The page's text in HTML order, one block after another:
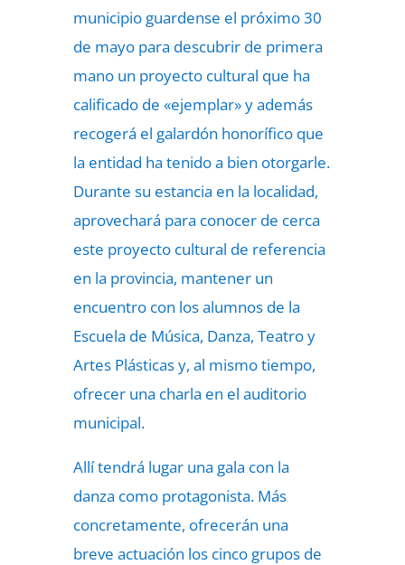
municipio guardense el próximo 30
de mayo para descubrir de primera
mano un proyecto cultural que ha
calificado de «ejemplar» y además
recogerá el galardón honorífico que
la entidad ha tenido a bien otorgarle.
Durante su estancia en la localidad,
aprovechará para conocer de cerca
este proyecto cultural de referencia
en la provincia, mantener un
encuentro con los alumnos de la
Escuela de Música, Danza, Teatro y
Artes Plásticas y, al mismo tiempo,
ofrecer una charla en el auditorio
municipal.
Allí tendrá lugar una gala con la
danza como protagonista. Más
concretamente, ofrecerán una
breve actuación los cinco grupos de